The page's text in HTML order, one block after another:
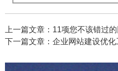
上一篇文章：11项您不该错过
下一篇文章：企业网站建设优